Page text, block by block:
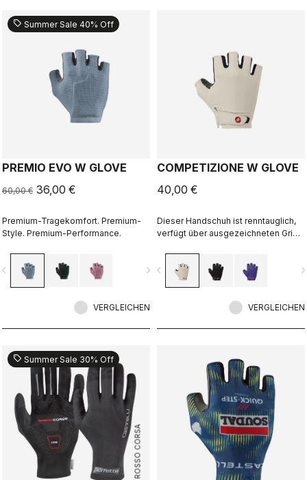
sell Summer Sale 40% Off
PREMIO EVO W GLOVE
60,00 € 36,00 €
Premium-Tragekomfort. Premium-
Style. Premium-Performance.
navigate_next
VERGLEICHEN
COMPETIZIONE W GLOVE
40,00 €
Dieser Handschuh ist renntauglich,
verfügt über ausgezeichneten Grip
navigate_before
VERGLEICHEN
ROSSO CORSA
sell Summer Sale 30% Off